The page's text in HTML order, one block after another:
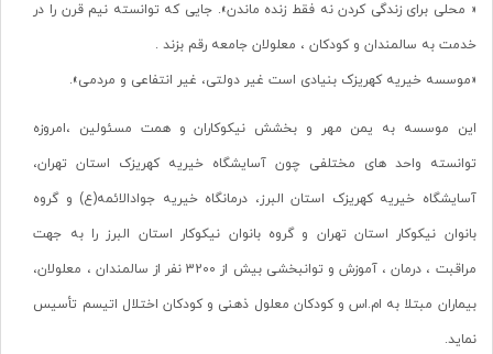
« محلی برای زندگی کردن نه فقط زنده ماندن». جایی که توانسته نیم قرن را در
خدمت به سالمندان و کودکان ، معلولان جامعه رقم بزند .
«موسسه خیریه کهریزک بنیادی است غیر دولتی، غیر انتفاعی و مردمی».
این موسسه به یمن مهر و بخشش نیکوکاران و همت مسئولین ،امروزه
توانسته واحد های مختلفی چون آسایشگاه خیریه کهریزک استان تهران،
آسایشگاه خیریه کهریزک استان البرز، درمانگاه خیریه جوادالائمه(ع) و گروه
بانوان نیکوکار استان تهران و گروه بانوان نیکوکار استان البرز را به جهت
مراقبت ، درمان ، آموزش و توانبخشی بیش از 3200 نفر از سالمندان ، معلولان،
بیماران مبتلا به ام.اس و کودکان معلول ذهنی و کودکان اختلال اتیسم تأسیس
نماید.